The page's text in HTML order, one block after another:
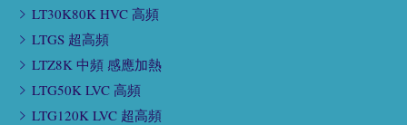
LT30K80K HVC 高頻
LTGS 超高頻
LTZ8K 中頻 感應加熱
LTG50K LVC 高頻
LTG120K LVC 超高頻